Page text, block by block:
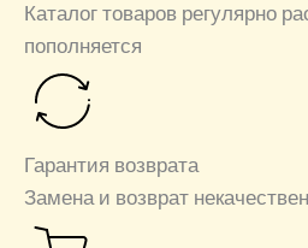
Каталог товаров регулярно
пополняется
Гарантия возврата
Замена и возврат